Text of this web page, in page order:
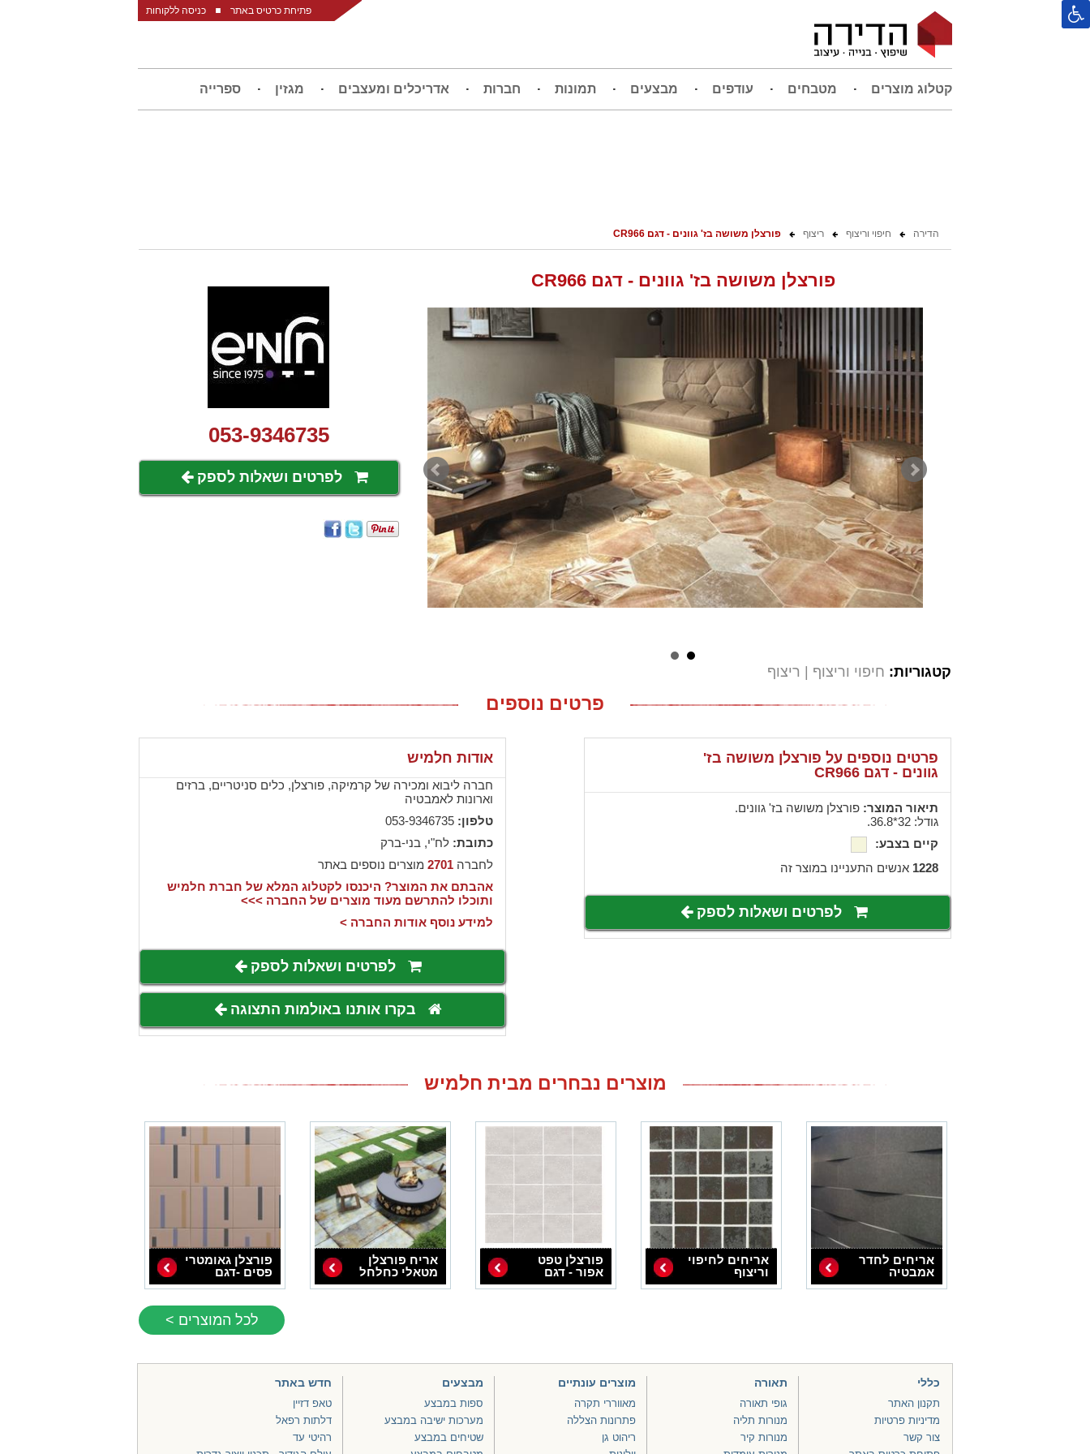
פתיחת כרטיס באתר כניסה ללקוחות
קטלוג מוצרים מטבחים עודפים מבצעים תמונות חברות אדריכלים ומעצבים מגזין ספרייה
הדירה חיפוי וריצוף ריצוף פורצלן משושה בז' גוונים - דגם CR966
פורצלן משושה בז' גוונים - דגם CR966
053-9346735
לפרטים ושאלות לספק
קטגוריות: חיפוי וריצוף ריצוף
פרטים נוספים
פרטים נוספים על פורצלן משושה בז'
גוונים - דגם CR966
תיאור המוצר: פורצלן משושה בז' גוונים.
גודל: 32*36.8.
קיים בצבע:
1228 אנשים התעניינו במוצר זה
לפרטים ושאלות לספק
אודות חלמיש
חברה ליבוא ומכירה של קרמיקה, פורצלן, כלים סניטריים, ברזים
וארונות לאמבטיה
טלפון:053-9346735
כתובת:לח"י, בני-ברק
לחברה2701 מוצרים נוספים באתר
אהבתם את המוצר? היכנסו לקטלוג המלא של חברת חלמיש
ותוכלו להתרשם מעוד מוצרים של החברה >>>
למידע נוסף אודות החברה >
לפרטים ושאלות לספק
בקרו אותנו באולמות התצוגה
מוצרים נבחרים מבית חלמיש
אריחים לחדר
אמבטיה
אריחים לחיפוי
וריצוף
פורצלן טפט
אפור - דגם
1012193
אריח פורצלן
מטאלי כחלחל
חלודה דגם 50144
פורצלן גאומטרי
פסים -דגם
1012273
לכל המוצרים >
כללי
תקנון האתר
מדיניות פרטיות
צור קשר
תאורה
גופי תאורה
מנורות תליה
מנורות קיר
מוצרים עונתיים
מאווררי תקרה
פתרונות הצללה
ריהוט גן
מבצעים
ספות במבצע
מערכות ישיבה במבצע
שטיחים במבצע
חדש באתר
טאפ דזיין
דלתות רפאל
רהיטי עד